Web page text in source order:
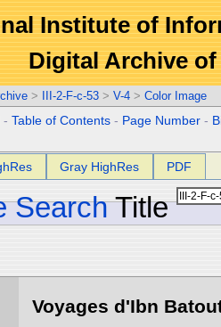
Institute of
Digital Archive
> III-2-F-c-53 > V-4 > Color Image
-Table of Contents - Page Number -
Gray HighRes PDF
Search Title
Voyages d'Ibn